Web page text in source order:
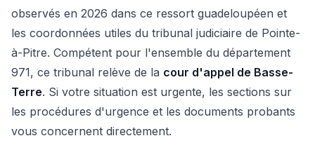
observés en 2026 dans ce ressort guadeloupéen et
les coordonnées utiles du tribunal judiciaire de Pointe-
à-Pitre. Compétent pour l'ensemble du département
971, ce tribunal relève de la cour d'appel de Basse-
Terre. Si votre situation est urgente, les sections sur
les procédures d'urgence et les documents probants
vous concernent directement.